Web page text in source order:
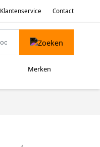
Klantenservice Contact
Merken